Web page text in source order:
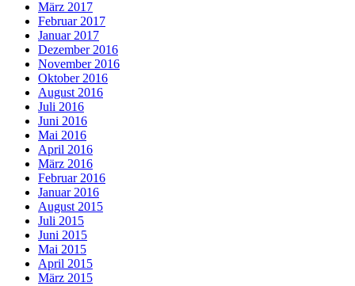
März 2017
Februar 2017
Januar 2017
Dezember 2016
November 2016
Oktober 2016
August 2016
Juli 2016
Juni 2016
Mai 2016
April 2016
März 2016
Februar 2016
Januar 2016
August 2015
Juli 2015
Juni 2015
Mai 2015
April 2015
März 2015